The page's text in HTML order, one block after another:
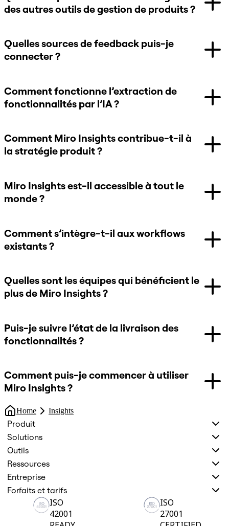
des autres outils de gestion de produits ?
Quelles sources de feedback puis-je
connecter ?
Comment fonctionne l’extraction de
fonctionnalités par l’IA ?
Comment Miro Insights contribue-t-il à
la stratégie produit ?
Miro Insights est-il accessible à tout le
monde ?
Comment s’intègre-t-il aux workflows
existants ?
Quelles sont les équipes qui bénéficient le
plus de Miro Insights ?
Puis-je suivre l’état de la livraison des
fonctionnalités ?
Comment puis-je commencer à utiliser
Miro Insights ?
Home Insights
Produit
Solutions
Outils
Ressources
Entreprise
Forfaits et tarifs
ISO
42001
ISO
27001